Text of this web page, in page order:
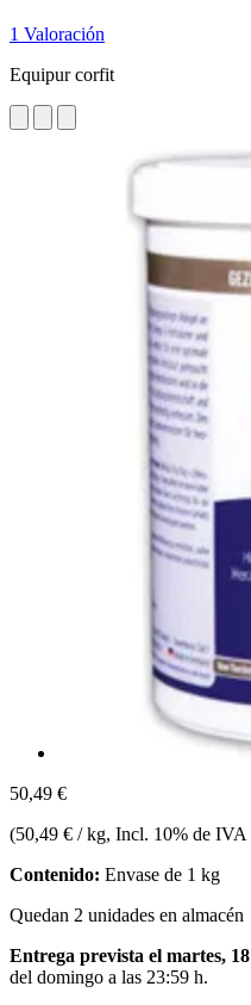
1 Valoración
Equipur corfit
50,49 €
(50,49 € / kg, Incl. 10% de IVA
Contenido: Envase de 1 kg
Quedan 2 unidades en almacén
Entrega prevista el martes,
del domingo a las 23:59 h.